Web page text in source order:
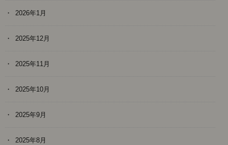
2026年1月
2025年12月
2025年11月
2025年10月
2025年9月
2025年8月